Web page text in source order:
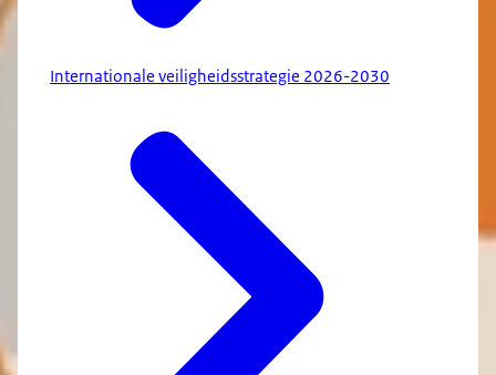
Internationale veiligheidsstrategie 2026-2030